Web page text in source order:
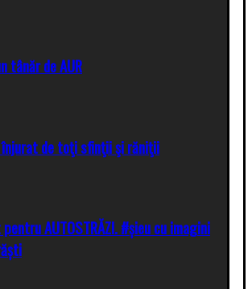
tânăr de AUR
înjurat de toţi sfinţii şi răniţii
AUTOSTRĂZI. #șieu cu imagini